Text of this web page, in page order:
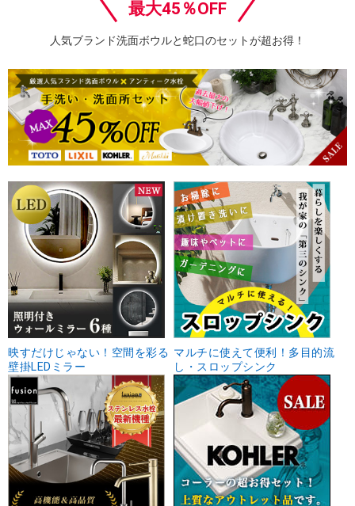
最大45％OFF
人気ブランド洗面ボウルと蛇口のセットが超お得！
映すだけじゃない！空間を彩る
壁掛LEDミラー
マルチに使えて便利！多目的流
し・スロップシンク